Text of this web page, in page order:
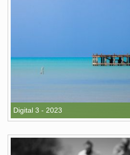
Digital 3 - 2023